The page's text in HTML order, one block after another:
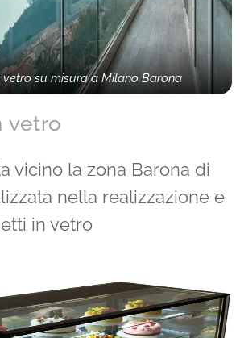
vetro su misura a Milano Barona
vetro
vicino la zona Barona di
nella realizzazione e
in vetro